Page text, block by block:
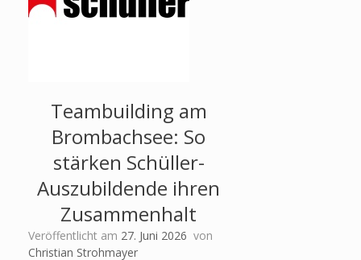
Teambuilding am
Brombachsee: So
stärken Schüller-
Auszubildende ihren
Zusammenhalt
Veröffentlicht am 27. Juni 2026 von
Christian Strohmayer